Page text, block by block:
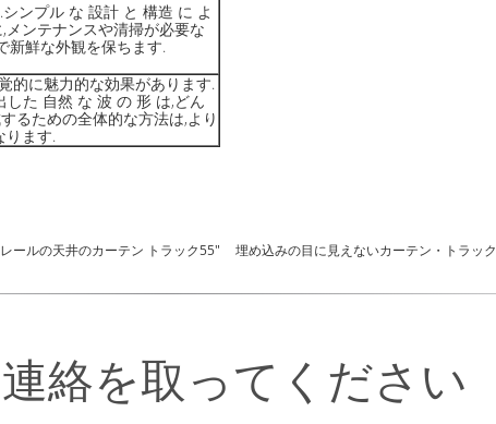
ンプル な 設計 と 構造 に よ
ンテナンスや清掃が必要な
新鮮な外観を保ちます.
的に魅力的な効果があります.
た 自然 な 波 の 形 は,どん
るための全体的な方法は,より
ります.
ールの天井のカーテン トラック55" 埋め込みの目に見えないカーテン・トラック
絡を取ってください